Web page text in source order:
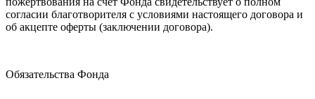
согласии благотворителя с условиями настоящего договора и
об акцепте оферты (заключении договора).
Обязательства Фонда